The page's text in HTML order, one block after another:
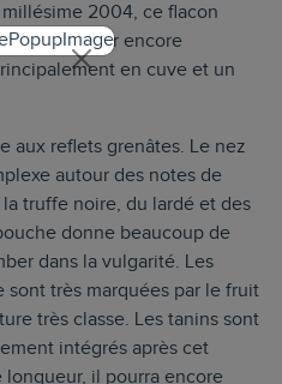
2004, ce flacon
et pour encore
en cuve et un
aux reflets grenâtes. Le nez
autour des notes de
truffe noire, du lardé et des
donne beaucoup de
dans la vulgarité. Les
très marquées par le fruit
très classe. Les tanins sont
intégrés après cet
longueur, il pourra encore